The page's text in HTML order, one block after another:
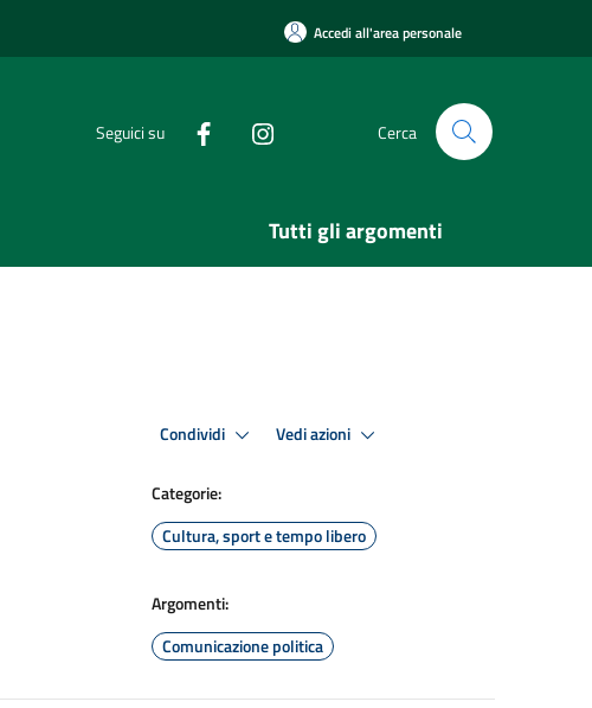
Accedi all'area personale
Seguici su Cerca
Tutti gli argomenti
Condividi Vedi azioni
Categorie:
Cultura, sport e tempo libero
Argomenti:
Comunicazione politica